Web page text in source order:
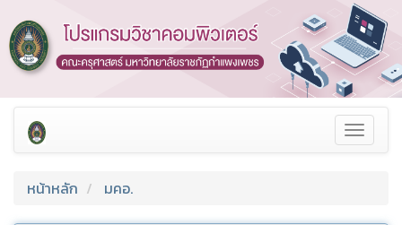
Toggle
หน้าหลัก
มคอ.
❅ ❅